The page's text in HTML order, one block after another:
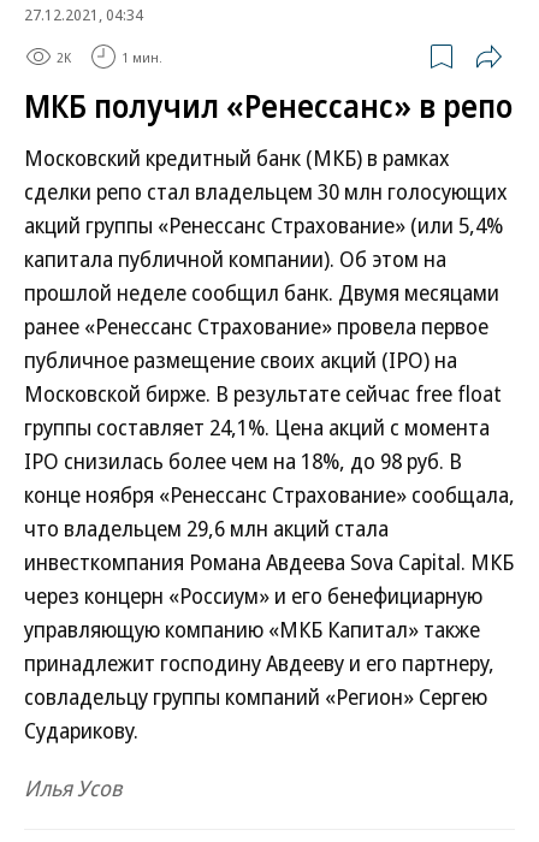
27.12.2021, 04:34
2K 1 мин.
МКБ получил «Ренессанс» в репо
Московский кредитный банк (МКБ) в рамках
сделки репо стал владельцем 30 млн голосующих
акций группы «Ренессанс Страхование» (или 5,4%
капитала публичной компании). Об этом на
прошлой неделе сообщил банк. Двумя месяцами
ранее «Ренессанс Страхование» провела первое
публичное размещение своих акций (IPO) на
Московской бирже. В результате сейчас free float
группы составляет 24,1%. Цена акций с момента
IPO снизилась более чем на 18%, до 98 руб. В
конце ноября «Ренессанс Страхование» сообщала,
что владельцем 29,6 млн акций стала
инвесткомпания Романа Авдеева Sova Capital. МКБ
через концерн «Россиум» и его бенефициарную
управляющую компанию «МКБ Капитал» также
принадлежит господину Авдееву и его партнеру,
совладельцу группы компаний «Регион» Сергею
Сударикову.
Илья Усов